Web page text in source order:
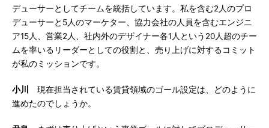
デューサーとしてチームを統括しています。私を含む2人のプロ
デューサーと5人のマーケター、協力会社の人員を含むエンジニ
ア15人、営業2人、社内外のデザイナー各1人という20人超のチー
ムを率いるリーダーとしての役割と、売り上げに対するコミット
が私のミッションです。
小川
現在担当されている賃貸領域のゴール設定は、どのように
進めたのでしょうか。